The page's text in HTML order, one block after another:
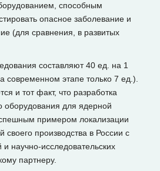
способным
опасное заболевание и
(для сравнения, в развитых
составляют 40 ед. на 1
современном этапе только 7 ед.).
и тот факт, что разработка
оборудования для ядерной
примером локализации
своего производства в России с
и научно-исследовательских
партнеру.